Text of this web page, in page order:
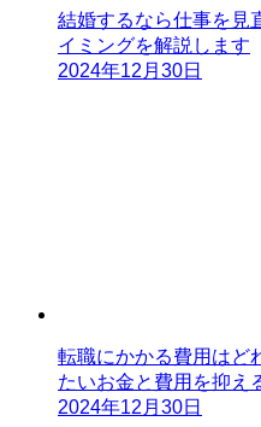
結婚するなら仕事を見
イミングを解説します
2024年12月30日
転職にかかる費用はど
たいお金と費用を抑え
2024年12月30日